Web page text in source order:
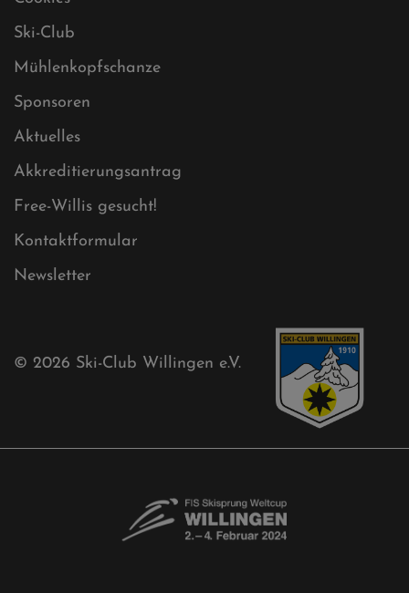
Datenschutz
Impressum
Sitemap
Sitemap XML
Cookies
Ski-Club
Mühlenkopfschanze
Kontaktformular